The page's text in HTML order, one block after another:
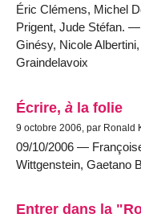
Éric Clémens, Michel
Prigent, Jude Stéfan.
Ginésy, Nicole
Graindelavoix
Écrire, à la folie
9 octobre 2006, par Ronald
09/10/2006 —
Wittgenstein, Gaetano
Entrer dans la